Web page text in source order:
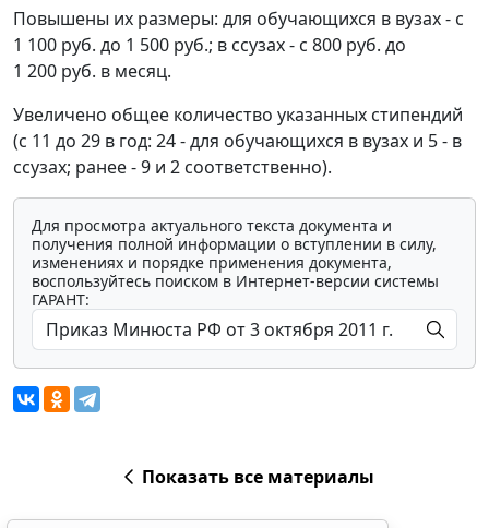
Повышены их размеры: для обучающихся в вузах - с
1 100 руб. до 1 500 руб.; в ссузах - с 800 руб. до
1 200 руб. в месяц.
Увеличено общее количество указанных стипендий
(с 11 до 29 в год: 24 - для обучающихся в вузах и 5 - в
ссузах; ранее - 9 и 2 соответственно).
Для просмотра актуального текста документа и
получения полной информации о вступлении в силу,
изменениях и порядке применения документа,
воспользуйтесь поиском в Интернет-версии системы
ГАРАНТ:
Показать все материалы